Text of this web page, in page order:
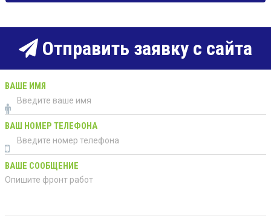
Отправить заявку с сайта
ВАШЕ ИМЯ
ВАШ НОМЕР ТЕЛЕФОНА
ВАШЕ СООБЩЕНИЕ